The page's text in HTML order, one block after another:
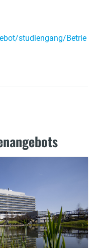
studiengang/Betrie